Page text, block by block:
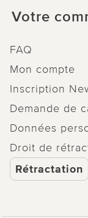
Votre
FAQ
Mon compte
Inscription
Demande de
Données
Droit de
Rétractation